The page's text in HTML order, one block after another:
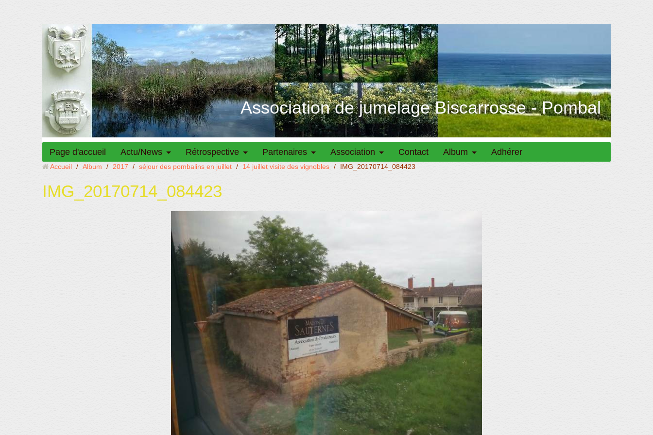
Association de jumelage Biscarrosse - Pombal
Page d'accueil Actu/News Rétrospective Partenaires Association Contact Album Adhérer
Accueil / Album / 2017 / séjour des pombalins en juillet / 14 juillet visite des vignobles / IMG_20170714_084423
IMG_20170714_084423